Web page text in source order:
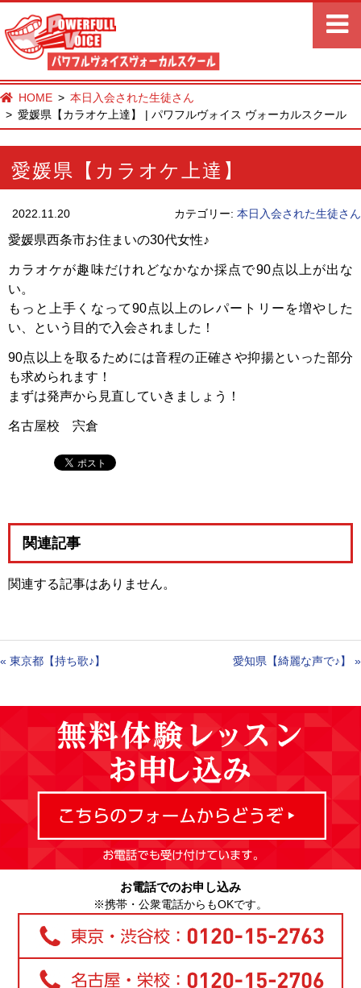
HOME
本日入会された生徒さん
愛媛県【カラオケ上達】 | パワフルヴォイス ヴォーカルスクール
愛媛県【カラオケ上達】
2022.11.20 カテゴリー: 本日入会された生徒さん
愛媛県西条市お住まいの30代女性♪
カラオケが趣味だけれどなかなか採点で90点以上が出な
い。
もっと上手くなって90点以上のレパートリーを増やした
い、という目的で入会されました！
90点以上を取るためには音程の正確さや抑揚といった部分
も求められます！
まずは発声から見直していきましょう！
名古屋校 宍倉
関連記事
関連する記事はありません。
« 東京都【持ち歌♪】 愛知県【綺麗な声で♪】 »
お電話でのお申し込み
※携帯・公衆電話からもOKです。